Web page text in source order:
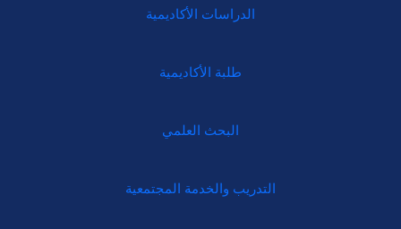
الدراسات الأكاديمية
طلبة الأكاديمية
البحث العلمي
التدريب والخدمة المجتمعية